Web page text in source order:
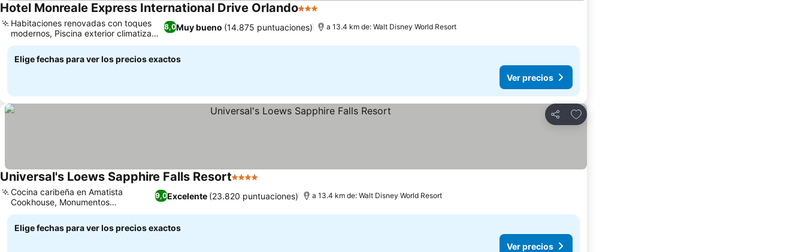
Hotel Monreale Express International Drive Orlando3 Estrellas
8,0Muy bueno (14.875 puntuaciones)
Habitaciones renovadas con toques
modernos, Piscina exterior climatizada
todo el año
a 13.4 km de: Walt Disney World Resort
Elige fechas para ver los precios exactos
Ver precios
Compartir
Agregar a favoritos
Universal's Loews Sapphire Falls Resort4 Estrellas
9,0Excelente (23.820 puntuaciones)
Cocina caribeña en Amatista
Cookhouse, Monumentos
arquitectónicos isleños
a 13.4 km de: Walt Disney World Resort
Elige fechas para ver los precios exactos
Ver precios